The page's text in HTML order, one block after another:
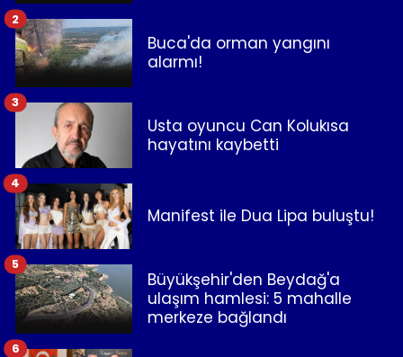
Buca'da orman yangını
alarmı!
2
Usta oyuncu Can Kolukısa
hayatını kaybetti
3
Manifest ile Dua Lipa buluştu!
4
Büyükşehir'den Beydağ'a
ulaşım hamlesi: 5 mahalle
merkeze bağlandı
5
6